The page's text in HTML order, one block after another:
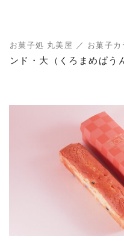
お菓子処 丸美屋 ／ お菓子カ
ンド・大（くろまめぱう